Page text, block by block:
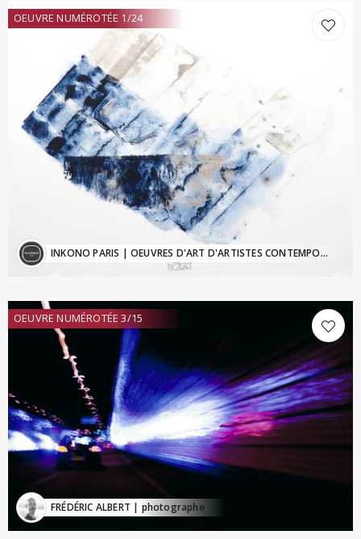
OEUVRE NUMÉROTÉE 1/24
INKONO PARIS | OEUVRES D'ART D'ARTISTES CONTEMPORAINS - Inkono@sfr.fr
OEUVRE NUMÉROTÉE 3/15
FRÉDÉRIC ALBERT | photographe